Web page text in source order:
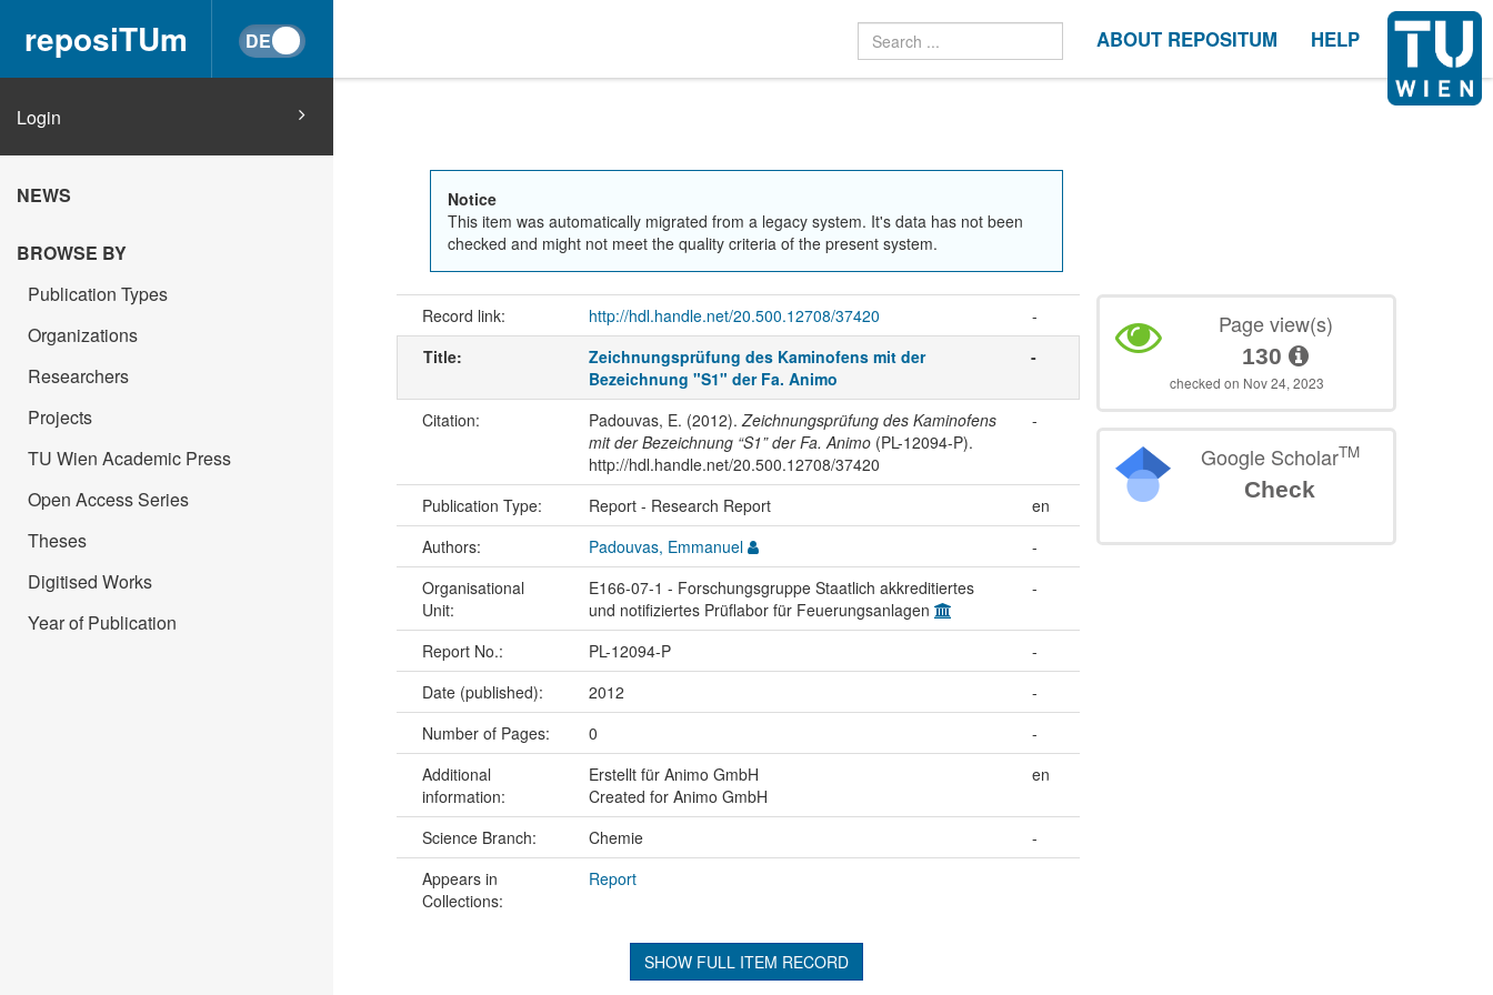
reposiTUm ABOUT REPOSITUM HELP
Login
NEWS
BROWSE BY
Publication Types
Organizations
Researchers
Projects
TU Wien Academic Press
Open Access Series
Theses
Digitised Works
Year of Publication
Notice
This item was automatically migrated from a legacy system. It's data has not been
checked and might not meet the quality criteria of the present system.
Record link: http://hdl.handle.net/20.500.12708/37420
-
Title:
Zeichnungsprüfung des Kaminofens mit der
Bezeichnung "S1" der Fa. Animo
-
Citation: Padouvas, E. (2012). Zeichnungsprüfung des Kaminofens
mit der Bezeichnung “S1” der Fa. Animo(PL-12094-P).
http://hdl.handle.net/20.500.12708/37420
-
Publication Type: Report - Research Report
en
Authors:
Padouvas, Emmanuel
-
Organisational
Unit:
E166-07-1 - Forschungsgruppe Staatlich akkreditiertes
und notifiziertes Prüflabor für Feuerungsanlagen
-
Report No.: PL-12094-P
-
Date (published):
2012
-
Number of Pages:
0
-
Additional
information:
Erstellt für Animo GmbH
Created for Animo GmbH
en
Science Branch: Chemie
-
Appears in
Collections:
Report
SHOW FULL ITEM RECORD
Page view(s)
130
checked on Nov 24, 2023
Google ScholarTM
Check